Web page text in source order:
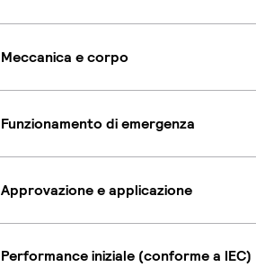
Meccanica e corpo
Funzionamento di emergenza
Approvazione e applicazione
Performance iniziale (conforme a IEC)